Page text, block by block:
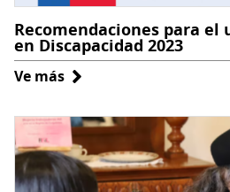
Recomendaciones para el
en Discapacidad 2023
Ve más sobre
para
el
uso
del